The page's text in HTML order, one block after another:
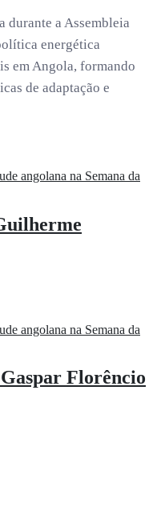
durante a Assembleia
energética
em Angola, formando
de adaptação e
Florêncio